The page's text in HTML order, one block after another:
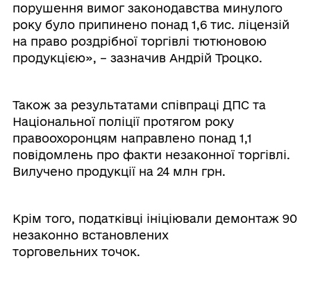
порушення вимог законодавства минулого
року було припинено понад 1,6 тис. ліцензій
на право роздрібної торгівлі тютюновою
продукцією», – зазначив Андрій Троцко.
Також за результатами співпраці ДПС та
Національної поліції протягом року
правоохоронцям направлено понад 1,1
повідомлень про факти незаконної торгівлі.
Вилучено продукції на 24 млн грн.
Крім того, податківці ініціювали демонтаж 90
незаконно встановлених
торговельних точок.